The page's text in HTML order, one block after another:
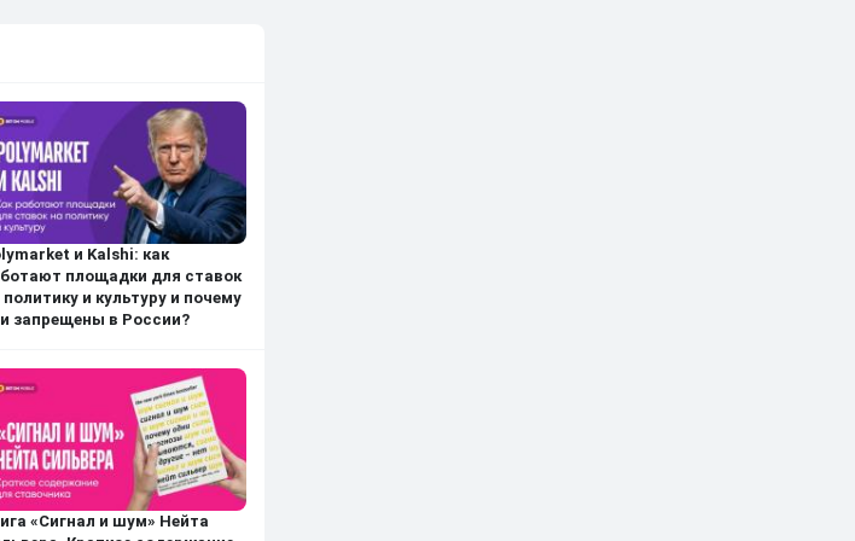
и Kalshi: как
площадки для ставок
политику и культуру и почему
запрещены в России?
«Сигнал и шум» Нейта